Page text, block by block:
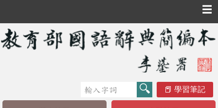
☰
學習筆記